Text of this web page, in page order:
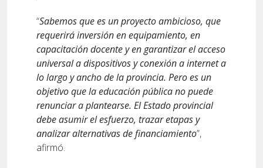
“Sabemos que es un proyecto ambicioso, que
requerirá inversión en equipamiento, en
capacitación docente y en garantizar el acceso
universal a dispositivos y conexión a internet a
lo largo y ancho de la provincia. Pero es un
objetivo que la educación pública no puede
renunciar a plantearse. El Estado provincial
debe asumir el esfuerzo, trazar etapas y
analizar alternativas de financiamiento”,
afirmó.